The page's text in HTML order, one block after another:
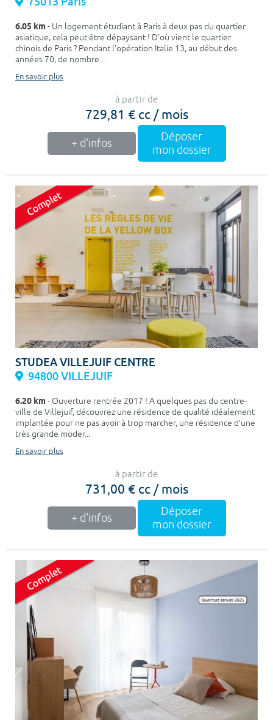
6.05 km- Un logement étudiant à Paris à deux pas du quartier
asiatique, cela peut être dépaysant ! D'où vient le quartier
chinois de Paris ? Pendant l'opération Italie 13, au début des
années 70, de nombre...
En savoir plus
à partir de
729,81 € cc / mois
+ d'infos
Déposer
mon dossier
STUDEA VILLEJUIF CENTRE
94800 VILLEJUIF
6.20 km- Ouverture rentrée 2017 ! A quelques pas du centre-
ville de Villejuif, découvrez une résidence de qualité idéalement
implantée pour ne pas avoir à trop marcher, une résidence d’une
très grande moder...
En savoir plus
à partir de
731,00 € cc / mois
+ d'infos
Déposer
mon dossier